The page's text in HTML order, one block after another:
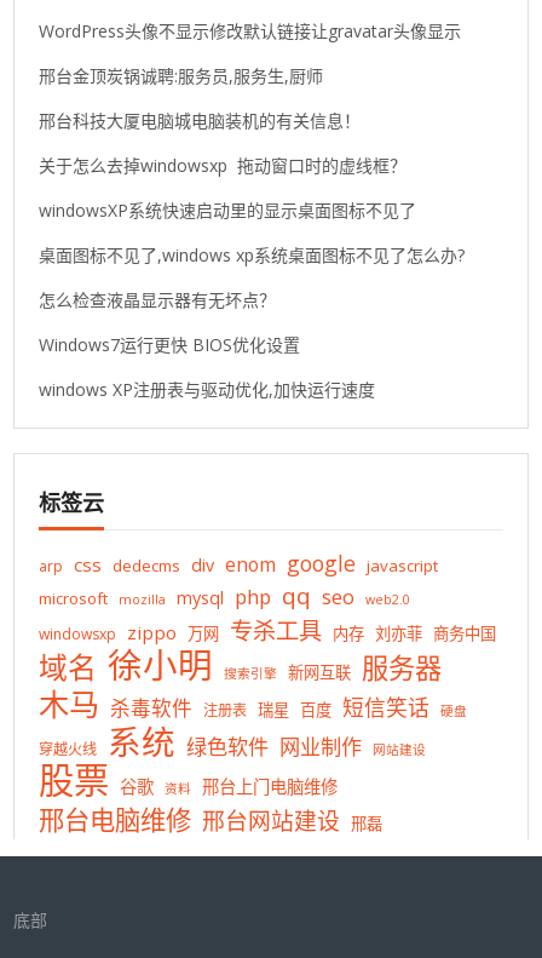
WordPress头像不显示修改默认链接让gravatar头像显示
邢台金顶炭锅诚聘:服务员,服务生,厨师
邢台科技大厦电脑城电脑装机的有关信息！
关于怎么去掉windowsxp 拖动窗口时的虚线框？
windowsXP系统快速启动里的显示桌面图标不见了
桌面图标不见了,windows xp系统桌面图标不见了怎么办?
怎么检查液晶显示器有无坏点？
Windows7运行更快 BIOS优化设置
windows XP注册表与驱动优化,加快运行速度
标签云
arp css dedecms div enom google javascript
microsoft
mozilla mysql php qq seo web2.0
windowsxp zippo 万网 专杀工具 内存 刘亦菲 商务中国
域名 徐小明 搜索引擎 新网互联 服务器
木马 杀毒软件 注册表 瑞星 百度 短信笑话 硬盘
穿越火线 系统 绿色软件 网业制作 网站建设
股票 谷歌 资料 邢台上门电脑维修
邢台电脑维修 邢台网站建设 邢磊
底部